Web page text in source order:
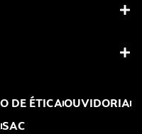
DE ÉTICAOUVIDORIA
SAC